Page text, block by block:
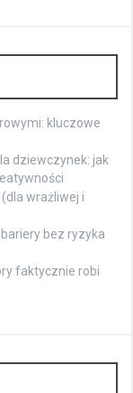
kluczowe
dziewczynek: jak
wrażliwej i
bez ryzyka
faktycznie robi